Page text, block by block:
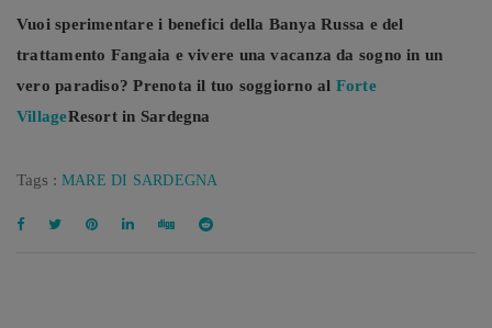
Vuoi sperimentare i benefici della Banya Russa e del
trattamento Fangaia e vivere una vacanza da sogno in un
vero paradiso? Prenota il tuo soggiorno al Forte
VillageResort in Sardegna
Tags : MARE DI SARDEGNA